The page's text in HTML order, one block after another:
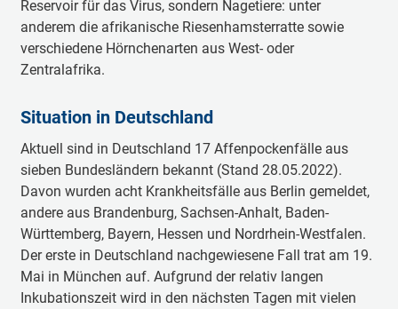
Reservoir für das Virus, sondern Nagetiere: unter
anderem die afrikanische Riesenhamsterratte sowie
verschiedene Hörnchenarten aus West- oder
Zentralafrika.
Situation in Deutschland
Aktuell sind in Deutschland 17 Affenpockenfälle aus
sieben Bundesländern bekannt (Stand 28.05.2022).
Davon wurden acht Krankheitsfälle aus Berlin gemeldet,
andere aus Brandenburg, Sachsen-Anhalt, Baden-
Württemberg, Bayern, Hessen und Nordrhein-Westfalen.
Der erste in Deutschland nachgewiesene Fall trat am 19.
Mai in München auf. Aufgrund der relativ langen
Inkubationszeit wird in den nächsten Tagen mit vielen